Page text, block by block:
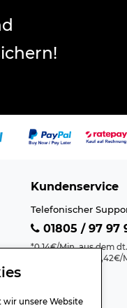
wir unsere Website
Kundenservice
Telefonischer
01805 / 97 97
*0,14€/Min. aus dem
Mobilfunk max. 0,42€/